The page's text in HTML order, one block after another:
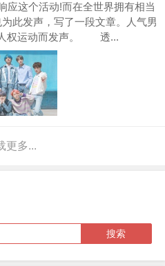
这个活动!而在全世界拥有相当
此发声，写了一段文章。人气男
权运动而发声。 透...
更多...